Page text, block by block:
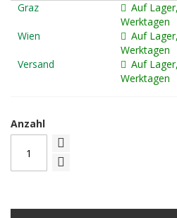
Graz
Auf
Werktagen
Wien
Auf
Werktagen
Versand
Auf
Werktagen
Anzahl